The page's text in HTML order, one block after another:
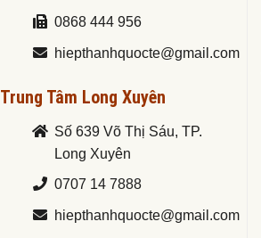
0868 444 956
hiepthanhquocte@gmail.com
Trung Tâm Long Xuyên
Số 639 Võ Thị Sáu, TP.
Long Xuyên
0707 14 7888
hiepthanhquocte@gmail.com